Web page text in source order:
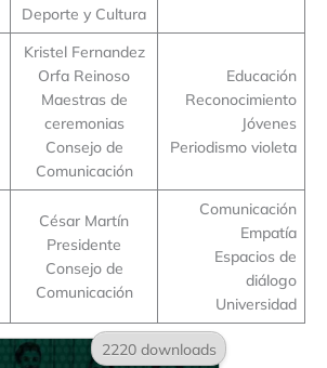
Deporte y Cultura
Kristel Fernandez
Orfa Reinoso
Maestras de
ceremonias
Consejo de
Comunicación
Educación
Reconocimiento
Jóvenes
Periodismo violeta
César Martín
Presidente
Consejo de
Comunicación
Comunicación
Empatía
Espacios de
diálogo
Universidad
2220 downloads